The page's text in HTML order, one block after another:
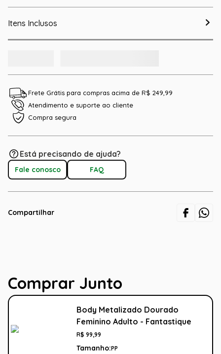
Itens Inclusos
Frete Grátis para compras acima de R$ 249,99
Atendimento e suporte ao cliente
Compra segura
Está precisando de ajuda?
Fale conosco FAQ
Compartilhar
Comprar Junto
Body Metalizado Dourado
Feminino Adulto - Fantastique
R$ 99,99
Tamanho:PP